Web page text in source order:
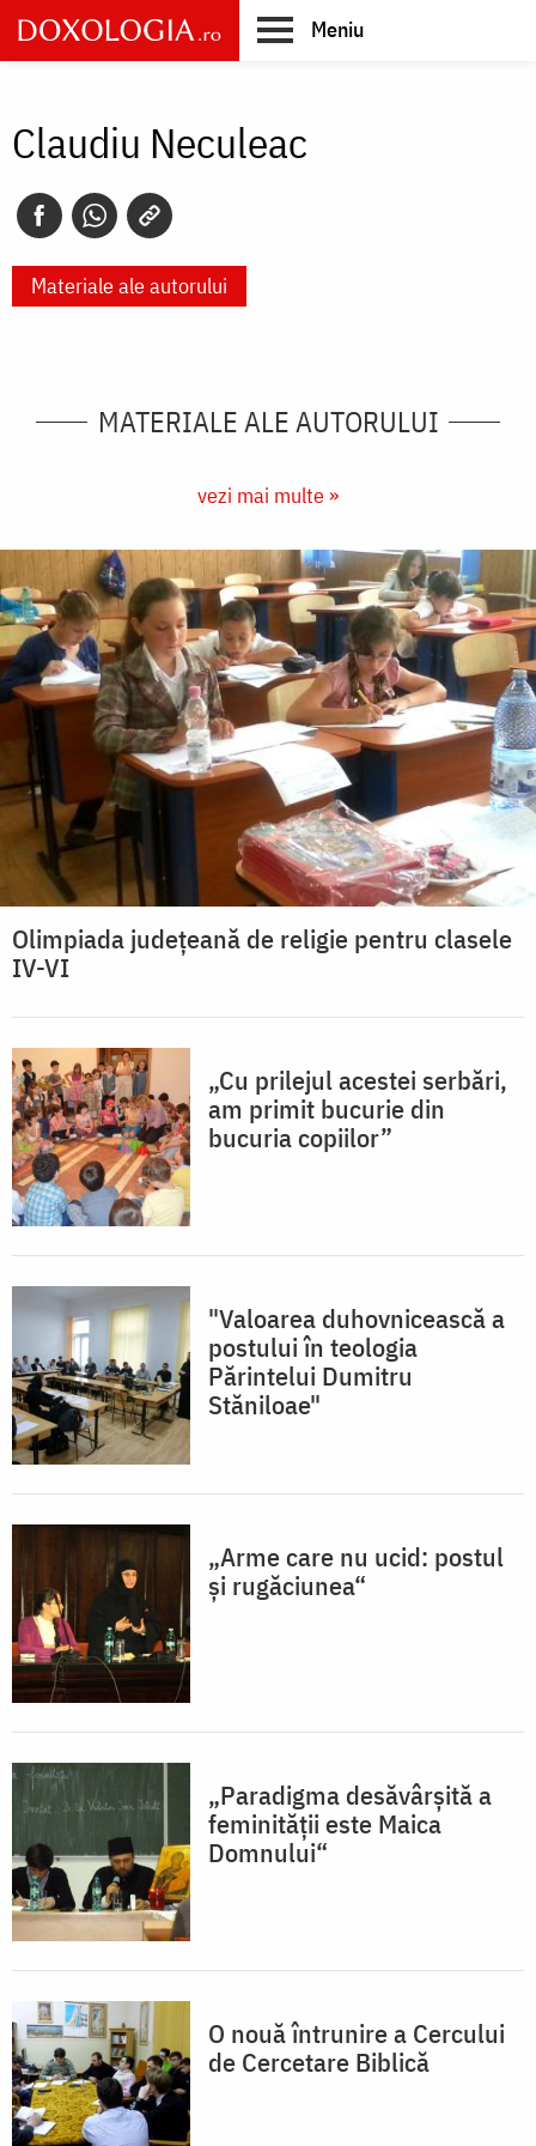
Skip
to
main
Meniu
Claudiu Neculeac
Materiale ale autorului
MATERIALE ALE AUTORULUI
vezi mai multe »
Olimpiada județeană de religie pentru clasele
IV-VI
„Cu prilejul acestei serbări,
am primit bucurie din
bucuria copiilor”
"Valoarea duhovnicească a
postului în teologia
Părintelui Dumitru
Stăniloae"
„Arme care nu ucid: postul
şi rugăciunea“
„Paradigma desăvârşită a
feminităţii este Maica
Domnului“
O nouă întrunire a Cercului
de Cercetare Biblică